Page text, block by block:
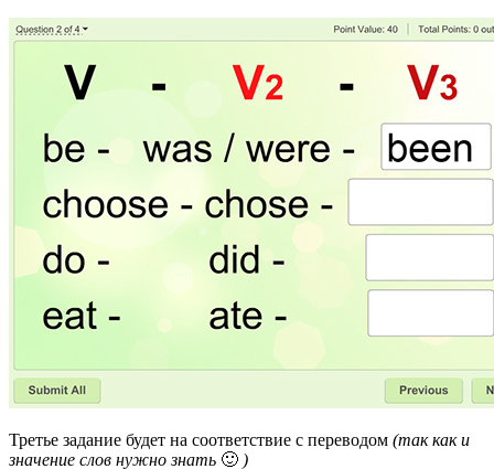
Третье задание будет на соответствие с переводом (так как и
значение слов нужно знать 🙂 )